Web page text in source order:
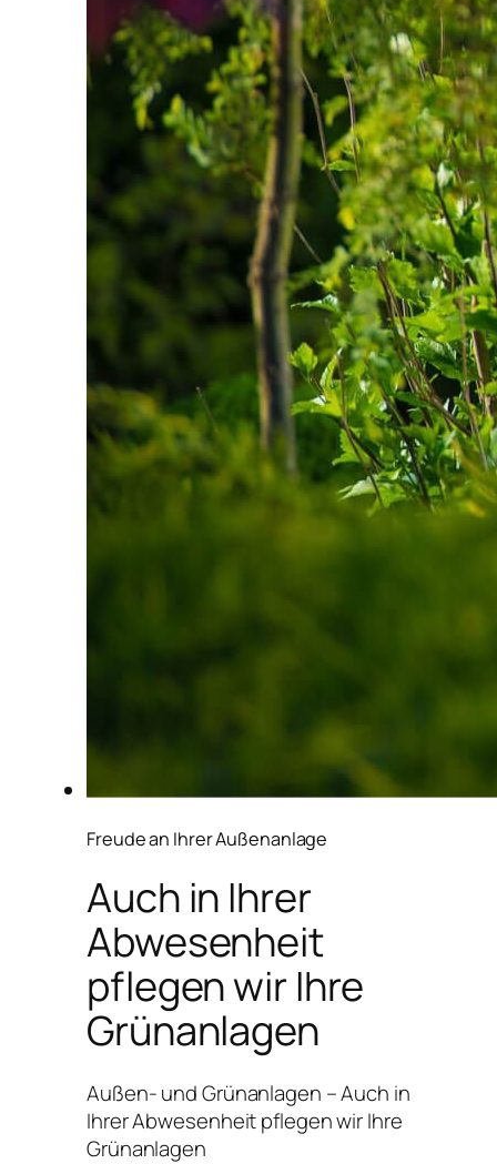
Freude an Ihrer Außenanlage
Auch in Ihrer
Abwesenheit
pflegen wir Ihre
Grünanlagen
Außen- und Grünanlagen – Auch in
Ihrer Abwesenheit pflegen wir Ihre
Grünanlagen